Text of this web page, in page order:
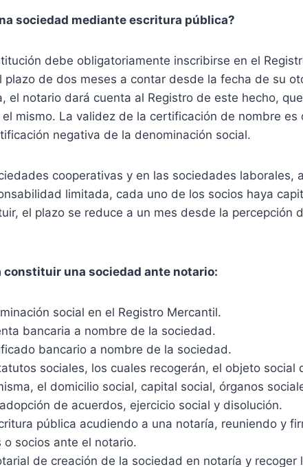
sociedad mediante escritura pública?
debe obligatoriamente inscribirse en el
plazo de dos meses a contar desde la fecha de su
el notario dará cuenta al Registro de este hecho,
mismo. La validez de la certificación de nombre es
negativa de la denominación social.
cooperativas y en las sociedades laborales,
limitada, cada uno de los socios haya
el plazo se reduce a un mes desde la percepción
constituir una sociedad ante notario:
social en el Registro Mercantil.
bancaria a nombre de la sociedad.
bancario a nombre de la sociedad.
sociales, los cuales recogerán, el objeto social
el domicilio social, capital social, órganos
de acuerdos, ejercicio social y disolución.
pública acudiendo a una notaría, reuniendo y
socios ante el notario.
de creación de la sociedad en notaría y recoger